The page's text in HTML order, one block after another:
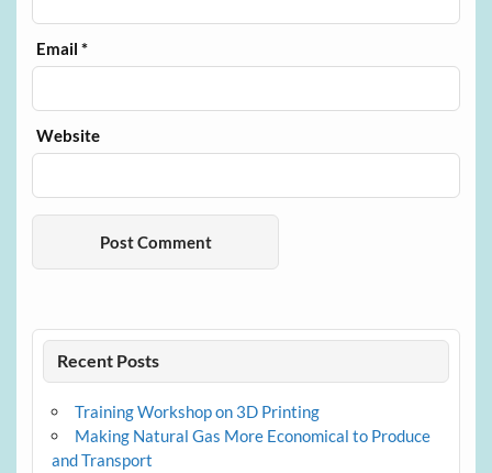
Email*
Website
Recent Posts
Training Workshop on 3D Printing
Making Natural Gas More Economical to Produce
and Transport